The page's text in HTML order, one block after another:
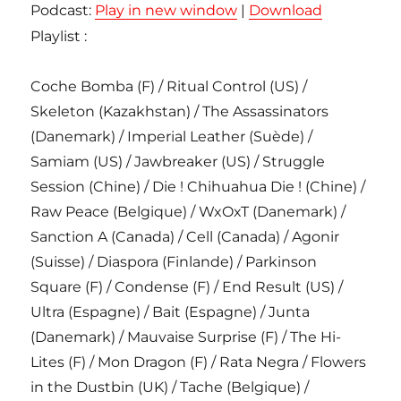
Podcast: Play in new window | Download
Playlist :
Coche Bomba (F) / Ritual Control (US) /
Skeleton (Kazakhstan) / The Assassinators
(Danemark) / Imperial Leather (Suède) /
Samiam (US) / Jawbreaker (US) / Struggle
Session (Chine) / Die ! Chihuahua Die ! (Chine) /
Raw Peace (Belgique) / WxOxT (Danemark) /
Sanction A (Canada) / Cell (Canada) / Agonir
(Suisse) / Diaspora (Finlande) / Parkinson
Square (F) / Condense (F) / End Result (US) /
Ultra (Espagne) / Bait (Espagne) / Junta
(Danemark) / Mauvaise Surprise (F) / The Hi-
Lites (F) / Mon Dragon (F) / Rata Negra / Flowers
in the Dustbin (UK) / Tache (Belgique) /